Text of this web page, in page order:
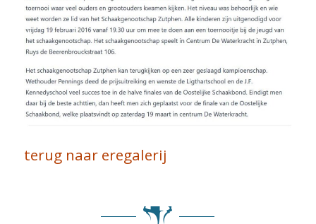
terug naar eregalerij